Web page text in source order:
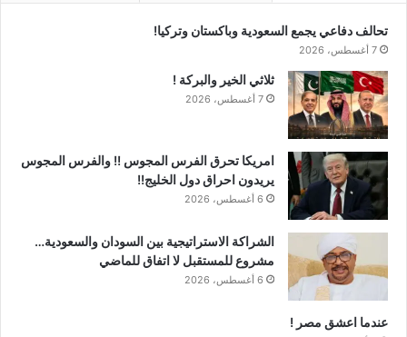
تحالف دفاعي يجمع السعودية وباكستان وتركيا!
7 أغسطس، 2026
ثلاثي الخير والبركة !
7 أغسطس، 2026
امريكا تحرق الفرس المجوس !! والفرس المجوس
يريدون احراق دول الخليج!!
6 أغسطس، 2026
الشراكة الاستراتيجية بين السودان والسعودية…
مشروع للمستقبل لا اتفاق للماضي
6 أغسطس، 2026
عندما اعشق مصر !